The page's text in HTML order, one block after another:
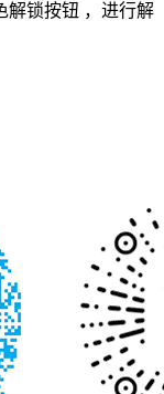
解锁按钮 ，进行解